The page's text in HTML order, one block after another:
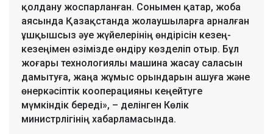
қолдану жоспарланған. Сонымен қатар, жоба
аясында Қазақстанда жолаушыларға арналған
ұшқышсыз әуе жүйелерінің өндірісін кезең-
кезеңімен өзімізде өндіру көзделіп отыр. Бұл
жоғары технологиялы машина жасау саласын
дамытуға, жаңа жұмыс орындарын ашуға және
өнеркәсіптік кооперацияны кеңейтуге
мүмкіндік береді», – делінген Көлік
министрлігінің хабарламасында.